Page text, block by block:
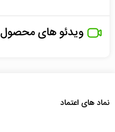
ویدئو های محصول
نماد های اعتماد